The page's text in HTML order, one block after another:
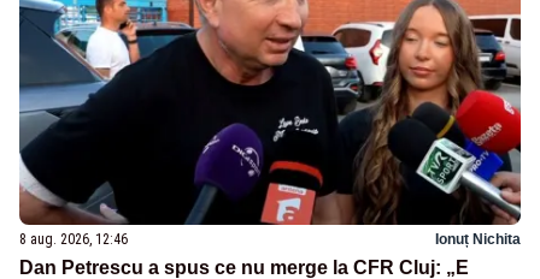
8 aug. 2026, 12:46 Ionuț Nichita
Dan Petrescu a spus ce nu merge la CFR Cluj: „E